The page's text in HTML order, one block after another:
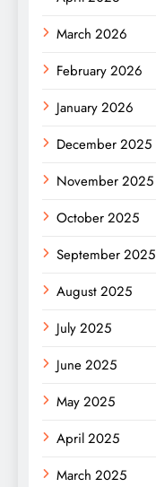
March 2026
February 2026
January 2026
December 2025
November 2025
October 2025
September 2025
August 2025
July 2025
June 2025
May 2025
April 2025
March 2025